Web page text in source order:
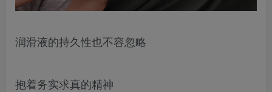
润滑液的持久性也不容忽略
抱着务实求真的精神